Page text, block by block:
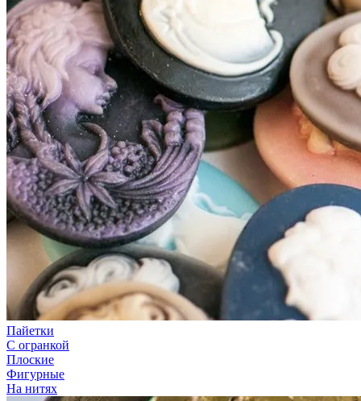
Пайетки
С огранкой
Плоские
Фигурные
На нитях